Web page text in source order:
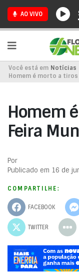
AO VIVO
Você está em Notícias
Homem é morto a
Homem
Feira
Por
Publicado em 16 de
COMPARTILHE:
FACEBOOK
TWITTER